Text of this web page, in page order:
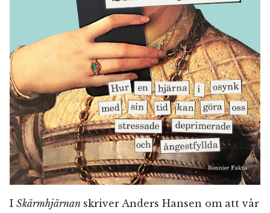
I Skärmhjärnan skriver Anders Hansen om att vår